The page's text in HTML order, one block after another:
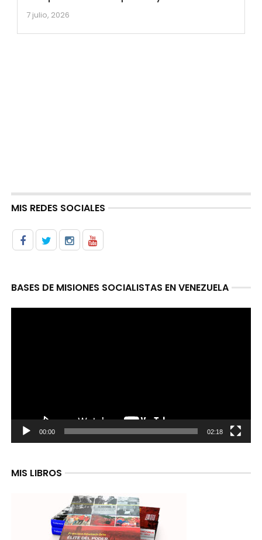
7 julio, 2026
MIS REDES SOCIALES
BASES DE MISIONES SOCIALISTAS EN VENEZUELA
00:00 02:18
MIS LIBROS